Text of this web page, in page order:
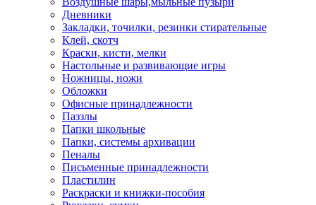
Дневники
Закладки, точилки, резинки стирательные
Клей, скотч
Краски, кисти, мелки
Настольные и развивающие игры
Ножницы, ножи
Обложки
Офисные принадлежности
Паззлы
Папки школьные
Папки, системы архивации
Пеналы
Письменные принадлежности
Пластилин
Раскраски и книжки-пособия